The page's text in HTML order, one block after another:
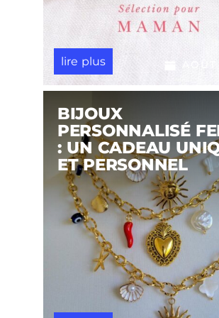
lire plus
BIJOUX
PERSONNALISÉ
: UN CADEAU
ET PERSONNEL